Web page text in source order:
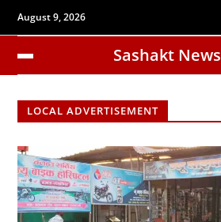
August 9, 2026
Sashakt News
LOCAL ADVERTISEMENT